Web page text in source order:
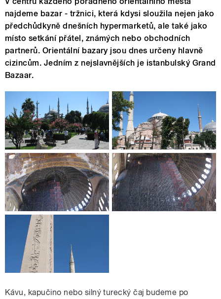
najdeme bazar - tržnici, která kdysi sloužila nejen jako
předchůdkyně dnešních hypermarketů, ale také jako
místo setkání přátel, známých nebo obchodních
partnerů. Orientální bazary jsou dnes určeny hlavně
cizincům. Jedním z nejslavnějších je istanbulský Grand
Bazaar.
Kávu, kapučino nebo silný turecký čaj budeme po